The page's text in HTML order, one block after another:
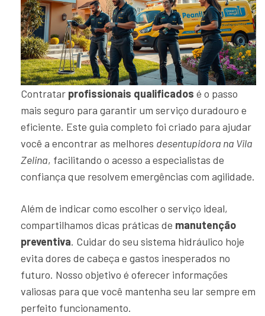
Contratar profissionais qualificados é o passo
mais seguro para garantir um serviço duradouro e
eficiente. Este guia completo foi criado para ajudar
você a encontrar as melhores desentupidora na Vila
Zelina, facilitando o acesso a especialistas de
confiança que resolvem emergências com agilidade.
Além de indicar como escolher o serviço ideal,
compartilhamos dicas práticas de manutenção
preventiva. Cuidar do seu sistema hidráulico hoje
evita dores de cabeça e gastos inesperados no
futuro. Nosso objetivo é oferecer informações
valiosas para que você mantenha seu lar sempre em
perfeito funcionamento.